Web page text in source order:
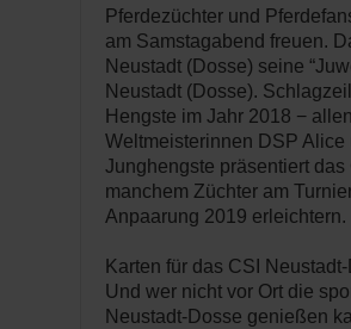
Pferdezüchter und
am Samstagabend freuen.
Neustadt (Dosse) seine
Neustadt (Dosse).
Hengste im Jahr 2018 −
Weltmeisterinnen DSP Alice
Junghengste präsentiert
manchem Züchter am
Anpaarung 2019 erleichtern.
Karten für das CSI
Und wer nicht vor Ort die
Neustadt-Dosse genießen